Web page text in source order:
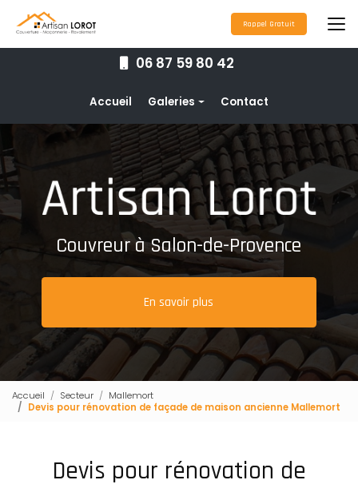
contenu
principal
06 87 59 80 42
Accueil Galeries
Couverture
Nettoyage toiture
Ravalement de façade
Étanchéité toiture
Maçonnerie
Pose de gouttières
Contact
Rappel Gratuit
Couvreur à Salon-de-Provence
En savoir plus
Accueil Secteur
Mallemort
Devis pour rénovation de façade de maison ancienne Mallemort
Devis pour rénovation de